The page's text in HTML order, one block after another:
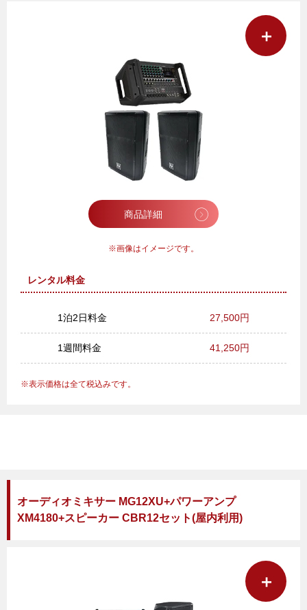
＋
商品詳細
画像はイメージです。
レンタル料金
1泊2日料金 27,500円
1週間料金 41,250円
表示価格は全て税込みです。
オーディオミキサー MG12XU+パワーアンプ
XM4180+スピーカー CBR12セット(屋内利用)
＋